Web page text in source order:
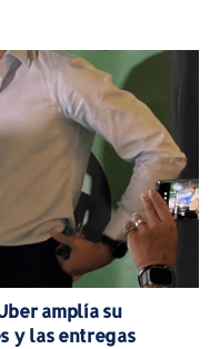
amplía su
y las entregas